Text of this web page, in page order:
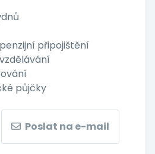
připojištění
půjčky
Poslat na e-mail